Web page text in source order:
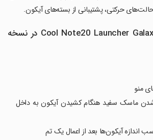
حرکتی، پشتیبانی از بسته‌های آیکون.
تغییرات برنامه Cool Note20 Launcher Galaxy UI در نسخه
ماسک سفید هنگام کشیدن آیکون به داخل